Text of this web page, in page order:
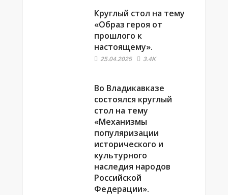
Круглый стол на тему
«Образ героя от
прошлого к
настоящему».
25.04.2025 3.4K
Во Владикавказе
состоялся круглый
стол на тему
«Механизмы
популяризации
исторического и
культурного
наследия народов
Российской
Федерации».